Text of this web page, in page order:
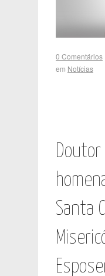
0 Comentários
em Notícias
Doutor
Santa